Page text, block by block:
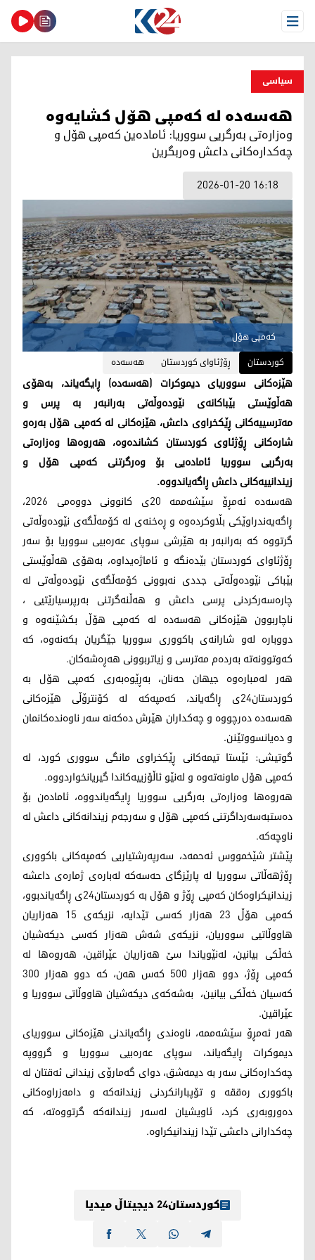
Open Menu
سیاسی
هەسەدە لە کەمپی هۆل کشایەوە
وەزارەتی بەرگریی سووریا: ئامادەین کەمپی هۆل و
چەکدارەکانی داعش وەربگرین
2026-01-20 16:18
کەمپی هۆل
کوردستان
ڕۆژئاوای کوردستان هەسەدە
هێزەکانی سووریای دیموکرات (هەسەدە) ڕایگەیاند، بەهۆی
هەڵوێستی بێباکانەی نێودەوڵەتی بەرانبەر بە پرس و
مەترسییەکانی ڕێکخراوی داعش، هێزەکانی لە کەمپی هۆل بەرەو
شارەکانی ڕۆژئاوی کوردستان کشاندەوە، هەروەها وەزارەتی
بەرگریی سووریا ئامادەیی بۆ وەرگرتنی کەمپی هۆل و
زیندانییەکانی داعش ڕاگەیاندووە.
هەسەدە ئەمڕۆ سێشەممە 20ی کانوونی دووەمی 2026،
ڕاگەیەندراوێکی بڵاوکردەوە و ڕەخنەی لە کۆمەڵگەی نێودەوڵەتی
گرتووە کە بەرانبەر بە هێرشی سوپای عەرەبیی سووریا بۆ سەر
ڕۆژئاوای کوردستان بێدەنگە و ئاماژەیداوە، بەهۆی هەڵوێستی
بێباکی نێودەوڵەتی جددی نەبوونی کۆمەڵگەی نێودەوڵەتی لە
چارەسەرکردنی پرسی داعش و هەڵنەگرتنی بەرپرسیارێتیی ،
ناچاربوون هێزەکانی هەسەدە لە کەمپی هۆڵ بکشێنەوە و
دووبارە لەو شارانەی باکووری سووریا جێگریان بکەنەوە، کە
کەوتوونەتە بەردەم مەترسی و زیاتربوونی هەڕەشەکان.
هەر لەمبارەوە جیهان حەنان، بەڕێوەبەری کەمپی هۆل بە
کوردستان24ی ڕاگەیاند، کەمپەکە لە کۆنترۆڵی هێزەکانی
هەسەدە دەرچووە و چەکداران هێرش دەکەنە سەر ناوەندەکانمان
و دەیانسووتێنن.
گوتیشی: ئێستا تیمەکانی ڕێکخراوی مانگی سووری کورد، لە
کەمپی هۆل ماونەتەوە و لەنێو ئاڵۆزییەکاندا گیریانخواردووە.
هەروەها وەزارەتی بەرگریی سووریا ڕایگەیاندووە، ئامادەن بۆ
دەستبەسەرداگرتنی کەمپی هۆل و سەرجەم زیندانەکانی داعش لە
ناوچەکە.
پێشتر شێخمووس ئەحمەد، سەرپەرشتیاریی کەمپەکانی باکووری
ڕۆژهەڵاتی سووریا لە پارێزگای حەسەکە لەبارەی ژمارەی داعشە
زیندانیکراوەکان کەمپی ڕۆژ و هۆل بە کوردستان24ی ڕاگەیاندبوو،
کەمپی هۆڵ 23 هەزار کەسی تێدایە، نزیکەی 15 هەزاریان
هاووڵاتیی سووریان، نزیکەی شەش هەزار کەسی دیکەشیان
خەڵکی بیانین، لەنێویاندا سێ هەزاریان عێراقین، هەروەها لە
کەمپی ڕۆژ، دوو هەزار 500 کەس هەن، کە دوو هەزار 300
کەسیان خەڵکی بیانین، بەشەکەی دیکەشیان هاووڵاتی سووریا و
عێراقین.
هەر ئەمڕۆ سێشەممە، ناوەندی ڕاگەیاندنی هێزەکانی سووریای
دیموکرات ڕایگەیاند، سوپای عەرەبیی سووریا و گرووپە
چەکدارەکانی سەر بە دیمەشق، دوای گەمارۆی زیندانی ئەقتان لە
باکووری رەققە و تۆپبارانکردنی زیندانەکە و دامەزراوەکانی
دەوروبەری کرد، ئاویشیان لەسەر زیندانەکە گرتووەتە، کە
چەکدارانی داعشی تێدا زیندانیکراوە.
کوردستان24 دیجیتاڵ میدیا